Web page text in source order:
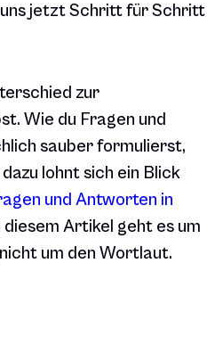
jetzt Schritt für Schritt
zur
Wie du Fragen und
sauber formulierst,
lohnt sich ein Blick
und Antworten in
diesem Artikel geht es um
um den Wortlaut.